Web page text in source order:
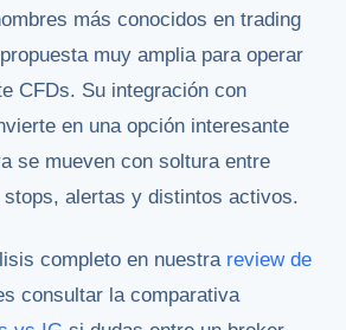
más conocidos en trading
muy amplia para operar
CFDs. Su integración con
en una opción interesante
se mueven con soltura entre
alertas y distintos activos.
completo en nuestra review de
consultar la comparativa